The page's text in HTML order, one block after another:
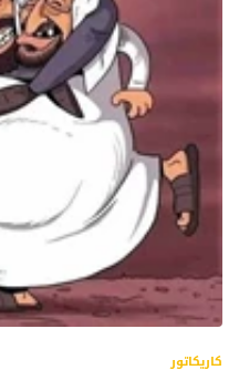
كاريكاتور